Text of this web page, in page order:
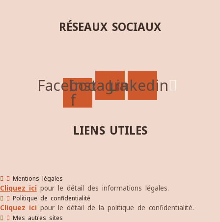
RÉSEAUX SOCIAUX
Facebook-
f
Instagram
Linkedin
LIENS UTILES
Mentions légales
Cliquez ici pour le détail des informations légales.
Politique de confidentialité
Cliquez ici pour le détail de la politique de confidentialité.
Mes autres sites